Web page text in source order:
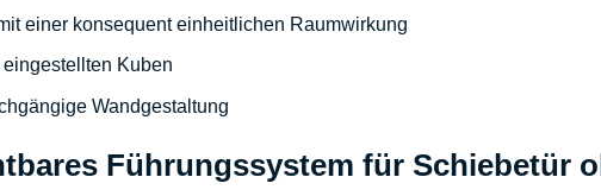
einer konsequent einheitlichen Raumwirkung
Kuben
Wandgestaltung
Führungssystem für Schiebetür